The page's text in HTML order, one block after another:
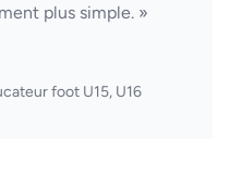
plus simple. »
foot U15, U16